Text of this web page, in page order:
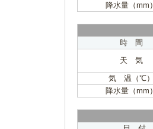
降水量（mm）
時 間
天 気
気 温（℃）
降水量（mm）